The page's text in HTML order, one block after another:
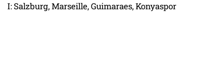
I: Salzburg, Marseille, Guimaraes, Konyaspor